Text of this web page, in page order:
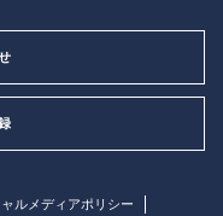
ルメディアポリシー